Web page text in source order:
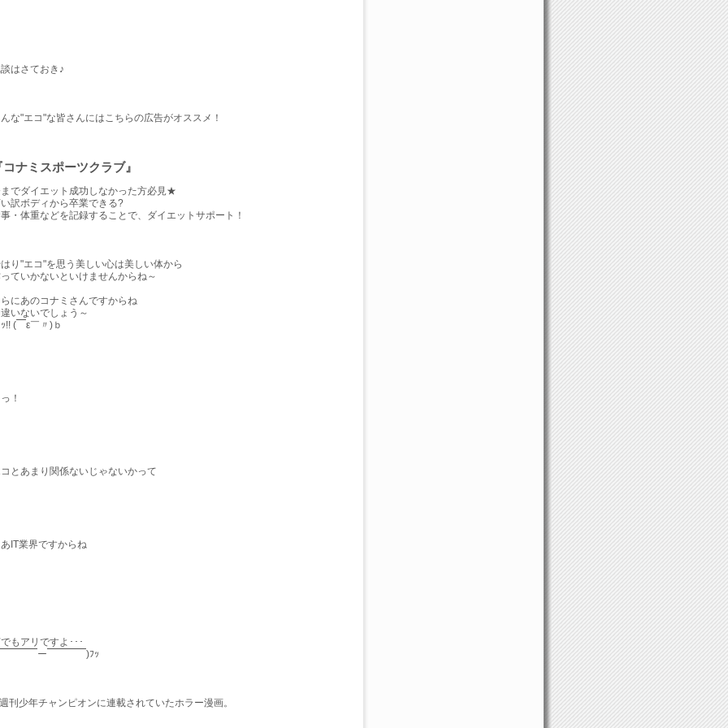
はさておき♪
な"エコ"な皆さんにはこちらの広告がオススメ！
コナミスポーツクラブ』
でダイエット成功しなかった方必見★
訳ボディから卒業できる?
・体重などを記録することで、ダイエットサポート！
り"エコ"を思う美しい心は美しい体から
ていかないといけませんからね～
にあのコナミさんですからね
いないでしょう～
!! (￣ε￣〃)ｂ
！
とあまり関係ないじゃないかって
IT業界ですからね
もアリですよ･･･
￣￣￣ー￣￣￣￣)ﾌｯ
刊少年チャンピオンに連載されていたホラー漫画。